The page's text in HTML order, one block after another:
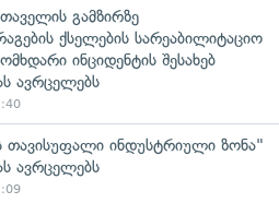
გამზირზე
ქსელების სარეაბილიტაციო
ინციდენტის შესახებ
ავრცელებს
თავისუფალი ინდუსტრიული ზონა"
ავრცელებს